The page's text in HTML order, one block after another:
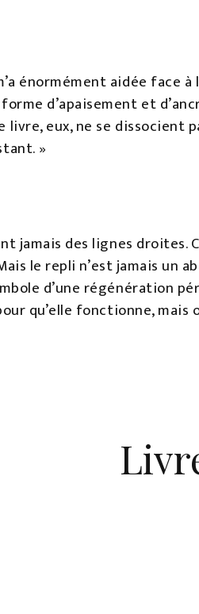
énormément aidée face
d’apaisement et
eux, ne se
»
jamais des lignes
le repli n’est jamais un
d’une
qu’elle fonctionne, mais